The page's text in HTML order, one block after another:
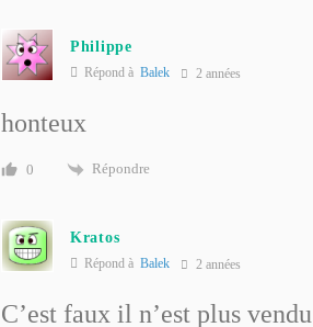
Philippe
Répond à Balek 2 années
honteux
0 Répondre
Kratos
Répond à Balek 2 années
C’est faux il n’est plus